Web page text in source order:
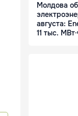
Молдова
августа:
11 тыс.